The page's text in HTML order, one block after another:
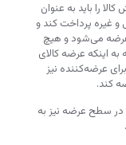
پول فروش کالا را باید به عنوان
و غیره پرداخت کند و
عرضه می‌شود و هیچ
به اینکه عرضه کالای
عرضه‌کننده نیز
کند.
در سطح عرضه نیز به